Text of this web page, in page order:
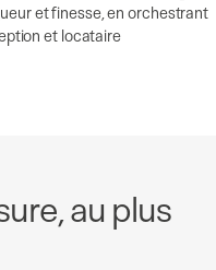
et finesse, en orchestrant
et locataire
au plus